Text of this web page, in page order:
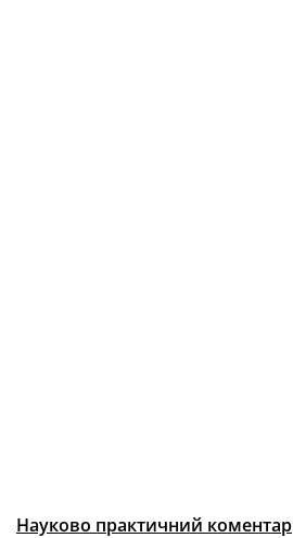
Науково практичний коментар